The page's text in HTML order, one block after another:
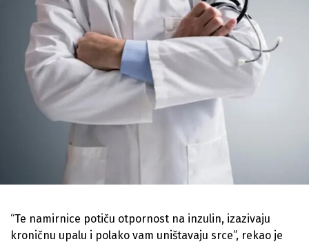
“Te namirnice potiču otpornost na inzulin, izazivaju
kroničnu upalu i polako vam uništavaju srce”, rekao je